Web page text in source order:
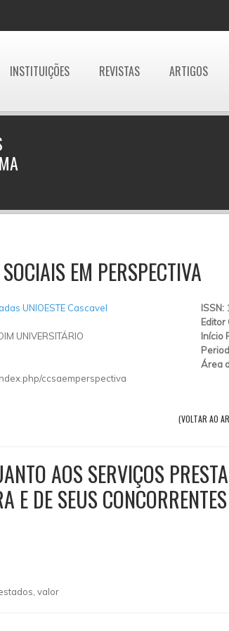
INSTITUIÇÕES REVISTAS ARTIGOS
EM PERSPECTIVA
UNIOESTE Cascavel
UNIVERSITÁRIO
ccsaemperspectiva
ISSN:
Editor
Início
Área
(VOLTAR AO
AOS SERVIÇOS
E DE SEUS CONCORRENTES
valor